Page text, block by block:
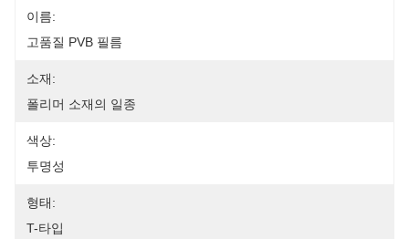
이름:
고품질 PVB 필름
소재:
폴리머 소재의 일종
색상:
투명성
형태:
T-타입